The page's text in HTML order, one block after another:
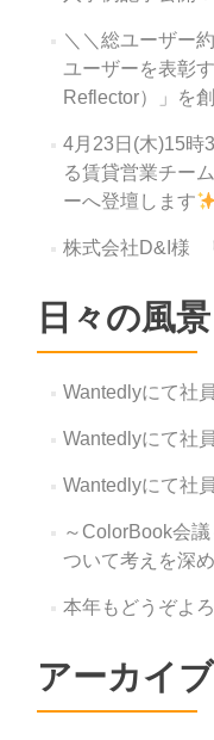
＼＼総ユーザー
ユーザーを表彰
Reflector）」を
4月23日(木)15時
る賃貸営業チー
ーへ登壇します
株式会社D&I様
日々の風景
Wantedlyにて社
Wantedlyにて社
Wantedlyにて社
～ColorBook会
ついて考えを深
本年もどうぞよ
アーカイブ